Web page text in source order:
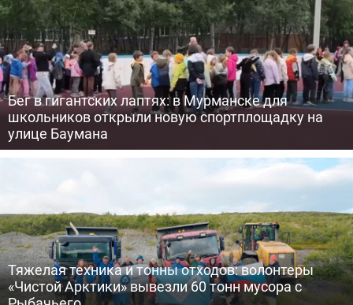
Бег в гигантских лаптях: в Мурманске для
школьников открыли новую спортплощадку на
улице Баумана
Тяжелая техника и тонны отходов: волонтеры
«Чистой Арктики» вывезли 60 тонн мусора с